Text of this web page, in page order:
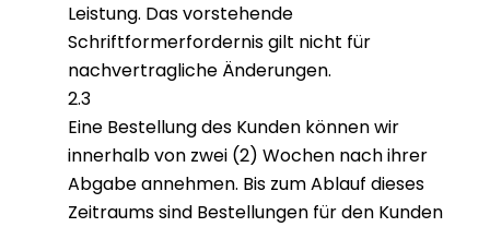
Leistung. Das vorstehende
Schriftformerfordernis gilt nicht für
nachvertragliche Änderungen.
2.3
Eine Bestellung des Kunden können wir
innerhalb von zwei (2) Wochen nach ihrer
Abgabe annehmen. Bis zum Ablauf dieses
Zeitraums sind Bestellungen für den Kunden